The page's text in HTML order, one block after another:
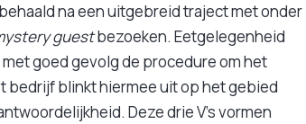
na een uitgebreid traject met onder
guestbezoeken. Eetgelegenheid
goed gevolg de procedure om het
bedrijf blinkt hiermee uit op het gebied
Deze drie V’s vormen